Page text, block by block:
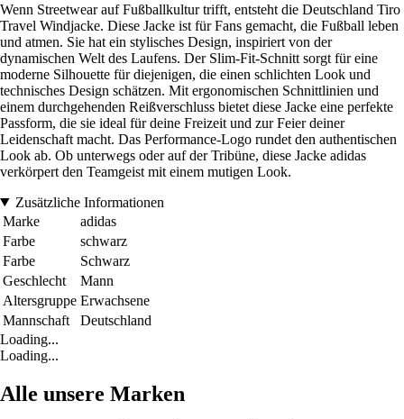
Wenn Streetwear auf Fußballkultur trifft, entsteht die Deutschland Tiro
Travel Windjacke. Diese Jacke ist für Fans gemacht, die Fußball leben
und atmen. Sie hat ein stylisches Design, inspiriert von der
dynamischen Welt des Laufens. Der Slim-Fit-Schnitt sorgt für eine
moderne Silhouette für diejenigen, die einen schlichten Look und
technisches Design schätzen. Mit ergonomischen Schnittlinien und
einem durchgehenden Reißverschluss bietet diese Jacke eine perfekte
Passform, die sie ideal für deine Freizeit und zur Feier deiner
Leidenschaft macht. Das Performance-Logo rundet den authentischen
Look ab. Ob unterwegs oder auf der Tribüne, diese Jacke adidas
verkörpert den Teamgeist mit einem mutigen Look.
Zusätzliche Informationen
Marke
adidas
Farbe
schwarz
Farbe
Schwarz
Geschlecht
Mann
Altersgruppe Erwachsene
Mannschaft
Deutschland
Loading...
Loading...
Alle unsere Marken